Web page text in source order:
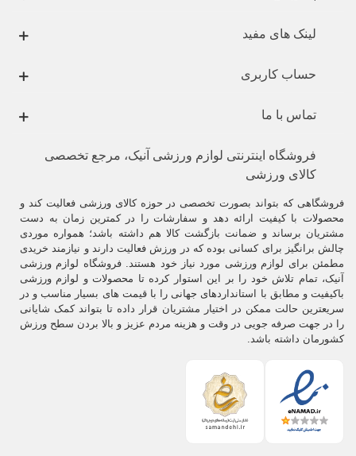
لینک های مفید
حساب کاربری
تماس با ما
فروشگاه اینترنتی لوازم ورزشی آنیک، مرجع تخصصی
کالای ورزشی
فروشگاهی که بتواند بصورت تخصصی در حوزه کالای ورزشی فعالیت کند و
محصولات با کیفیت ارائه دهد و سفارشات را در کمترین زمان به دست
مشتریان برساند و ضمانت بازگشت کالا هم داشته باشد؛ همواره موردی
چالش برانگیز برای کسانی بوده که در ورزش فعالیت دارند و نیازمند خریدی
مطمئن برای لوازم ورزشی مورد نیاز خود هستند. فروشگاه لوازم ورزشی
آنیک، تمام تلاش خود را بر این استوار کرده تا محصولات و لوازم ورزشی
باکیفیت و مطابق با استانداردهای جهانی را با قیمت های بسیار مناسب و در
سریعترین حالت ممکن در اختیار مشتریان قرار داده تا بتواند کمک شایانی
را در جهت صرفه جویی در وقت و هزینه مردم عزیز و بالا بردن سطح ورزش
کشورمان داشته باشد.